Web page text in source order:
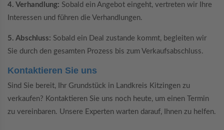
4. Verhandlung: Sobald ein Angebot eingeht, vertreten wir Ihre
Interessen und führen die Verhandlungen.
5. Abschluss: Sobald ein Deal zustande kommt, begleiten wir
Sie durch den gesamten Prozess bis zum Verkaufsabschluss.
Kontaktieren Sie uns
Sind Sie bereit, Ihr Grundstück in Landkreis Kitzingen zu
verkaufen? Kontaktieren Sie uns noch heute, um einen Termin
zu vereinbaren. Unsere Experten warten darauf, Ihnen zu helfen.